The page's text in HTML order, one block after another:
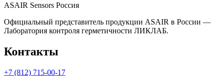
ASAIR Sensors Россия
Официальный представитель продукции ASAIR в России —
Лаборатория контроля герметичности ЛИКЛАБ.
Контакты
+7 (812) 715-00-17